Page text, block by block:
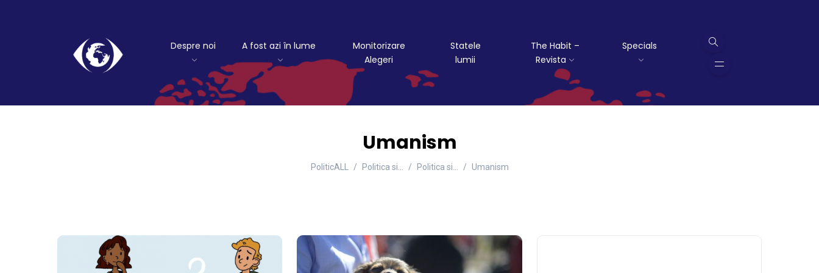
Despre noi A fost azi în lume
Monitorizare
Alegeri
Statele
lumii
The Habit –
Revista
Specials
Umanism
PoliticALL Politica si… Politica si... Umanism